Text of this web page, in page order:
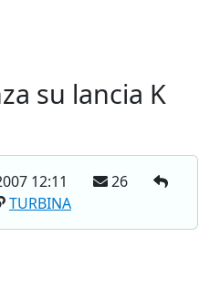
su lancia K
12:11
26
TURBINA